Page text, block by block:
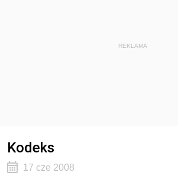
REKLAMA
Kodeks
17 cze 2008